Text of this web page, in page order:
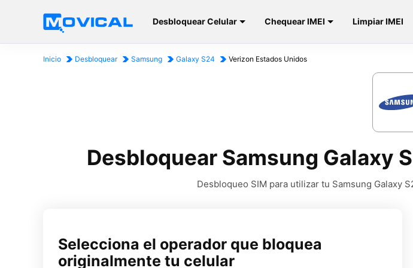
Desbloquear Celular Chequear IMEI Limpiar IMEI
Inicio Desbloquear Samsung Galaxy S24 Verizon Estados Unidos
Desbloquear Samsung Galaxy
Desbloqueo SIM para utilizar tu Samsung Galaxy
Selecciona el operador que bloquea
originalmente tu celular